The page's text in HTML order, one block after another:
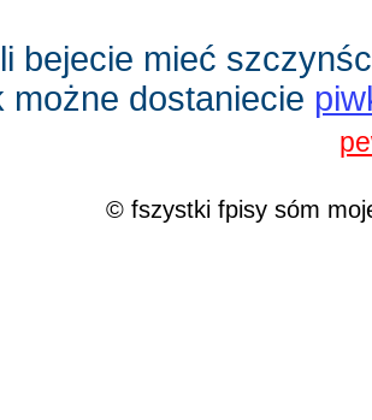
bejecie mieć
możne dostaniecie
© fszystki fpisy sóm